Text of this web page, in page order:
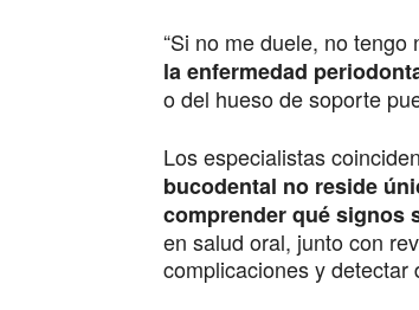
“Si no me duele, no tengo
la enfermedad
o del hueso de soporte
Los especialistas
bucodental no reside
comprender qué signos
en salud oral, junto con
complicaciones y detectar